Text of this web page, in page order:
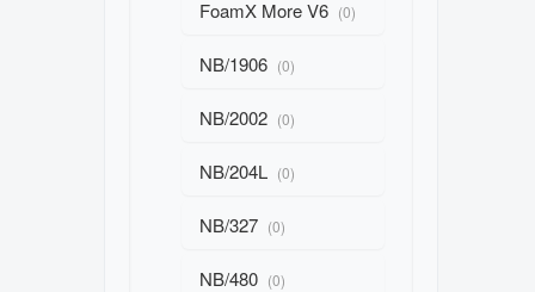
FoamX More V6 (0)
NB/1906 (0)
NB/2002 (0)
NB/204L (0)
NB/327 (0)
NB/480 (0)